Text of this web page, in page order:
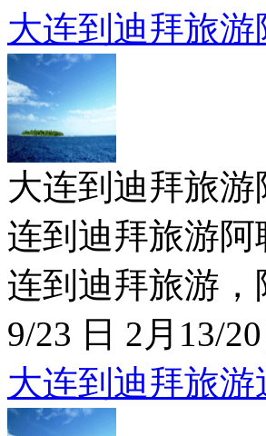
大连到迪拜旅
大连到迪拜旅
连到迪拜旅游
连到迪拜旅游，
9/23 日 2月13/
大连到迪拜旅